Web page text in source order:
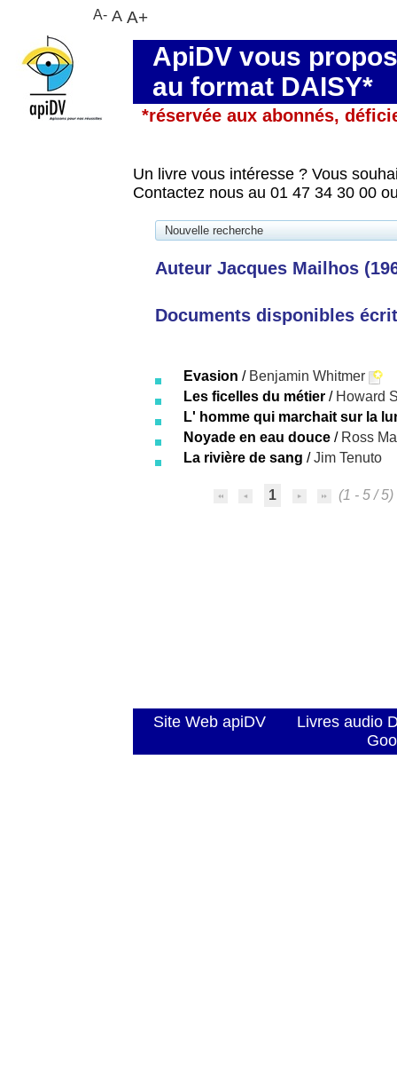
ApiDV vous
au format DAISY*
*réservée aux abonnés,
Un livre vous intéresse ? Vous
Contactez nous au 01 47 34 30 00
Nouvelle recherche
Auteur Jacques Mailhos
Documents disponibles
Evasion / Benjamin Whitmer
Les ficelles du métier / Howard
L' homme qui marchait sur la
Noyade en eau douce / Ross
La rivière de sang /Jim Tenuto
1 (1 - 5 / 5)
Site Web apiDV
Livres audio
A- A A+